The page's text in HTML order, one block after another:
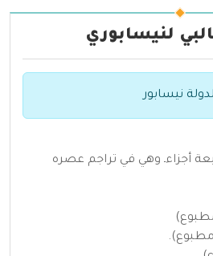
لنيسابوري
نيسابور
أجزاءـ وهي في تراجم عصره